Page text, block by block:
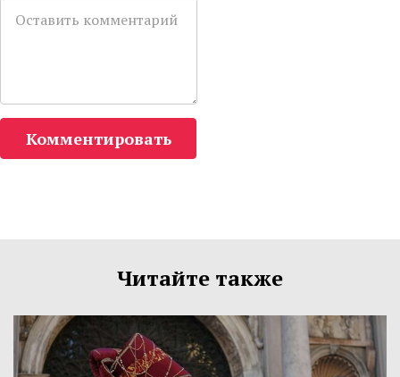
Комментировать
Читайте также